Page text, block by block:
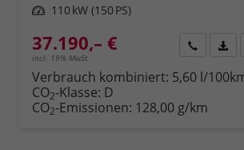
Leistung 110 kW (150 PS)
37.190,– €
incl. 19% MwSt.
Rückruf
Verbrauch kombiniert: 5,60 l/
CO2-Klasse: D
CO2-Emissionen: 128,00 g/km